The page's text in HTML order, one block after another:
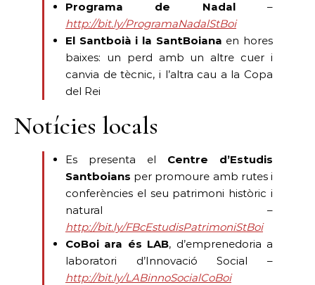
Programa de Nadal–
http://bit.ly/ProgramaNadalStBoi
El Santboià i la SantBoiana en hores
baixes: un perd amb un altre cuer i
canvia de tècnic, i l’altra cau a la Copa
del Rei
Notícies locals
Es presenta el Centre d’Estudis
Santboians per promoure amb rutes i
conferències el seu patrimoni històric i
natural –
http://bit.ly/FBcEstudisPatrimoniStBoi
CoBoi ara és LAB, d’emprenedoria a
laboratori d’Innovació Social –
http://bit.ly/LABinnoSocialCoBoi